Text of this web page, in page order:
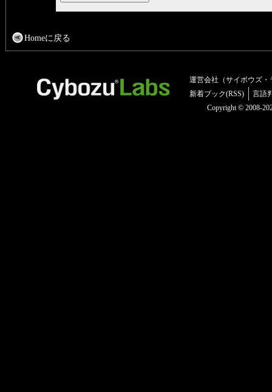
Homeに戻る
運営会社（サイボウズ・
新着ブック(RSS)
言語
Copyright © 2008-